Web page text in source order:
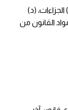
الجزاءات، (د)
القانون من